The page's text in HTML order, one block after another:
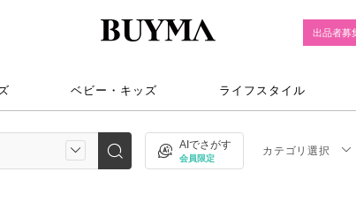
出品者募
ベビー・キッズ ライフスタイル
AIでさがす
会員限定
カテゴリ選択